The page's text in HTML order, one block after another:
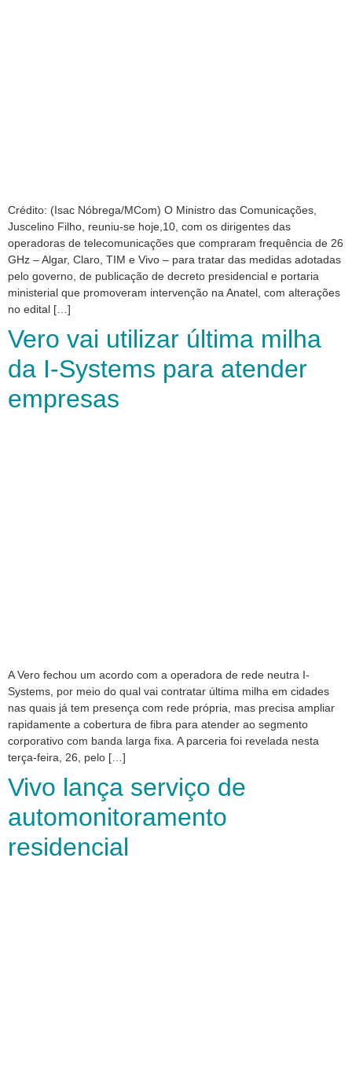
Crédito: (Isac Nóbrega/MCom) O Ministro das Comunicações,
Juscelino Filho, reuniu-se hoje,10, com os dirigentes das
operadoras de telecomunicações que compraram frequência de 26
GHz – Algar, Claro, TIM e Vivo – para tratar das medidas adotadas
pelo governo, de publicação de decreto presidencial e portaria
ministerial que promoveram intervenção na Anatel, com alterações
no edital […]
Vero vai utilizar última milha
da I-Systems para atender
empresas
A Vero fechou um acordo com a operadora de rede neutra I-
Systems, por meio do qual vai contratar última milha em cidades
nas quais já tem presença com rede própria, mas precisa ampliar
rapidamente a cobertura de fibra para atender ao segmento
corporativo com banda larga fixa. A parceria foi revelada nesta
terça-feira, 26, pelo […]
Vivo lança serviço de
automonitoramento
residencial